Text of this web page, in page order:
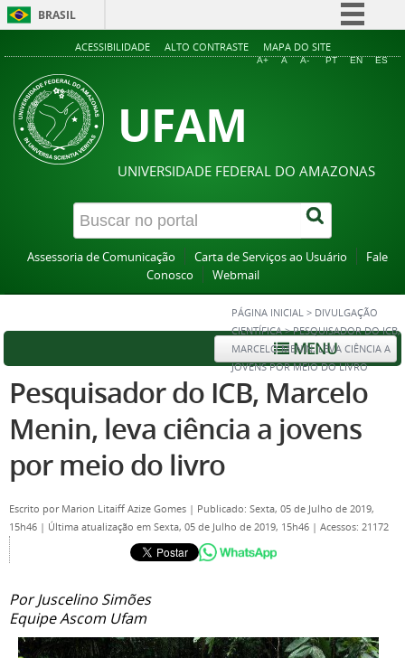
BRASIL
Simplifique!
Acesso à informação
ACESSIBILIDADE ALTO CONTRASTE MAPA DO SITE
A+ A A- PT EN ES
UFAM
UNIVERSIDADE FEDERAL DO AMAZONAS
Assessoria de Comunicação Carta de Serviços ao Usuário
Fale
Conosco
Webmail
PÁGINA INICIAL > DIVULGAÇÃO
CIENTÍFICA >PESQUISADOR DO ICB,
MARCELO MENIN, LEVA CIÊNCIA A
JOVENS POR MEIO DO LIVRO
MENU
Pesquisador do ICB, Marcelo
Menin, leva ciência a jovens
por meio do livro
Escrito por Marion Litaiff Azize Gomes | Publicado: Sexta, 05 de Julho de 2019,
15h46 | Última atualização em Sexta, 05 de Julho de 2019, 15h46 | Acessos: 21172
Por Juscelino Simões
Equipe Ascom Ufam